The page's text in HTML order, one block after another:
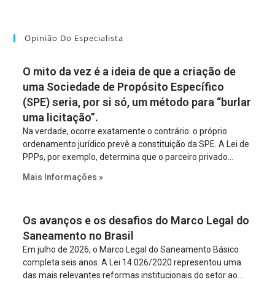
Opinião Do Especialista
O mito da vez é a ideia de que a criação de
uma Sociedade de Propósito Específico
(SPE) seria, por si só, um método para “burlar
uma licitação”.
Na verdade, ocorre exatamente o contrário: o próprio
ordenamento jurídico prevê a constituição da SPE. A Lei de
PPPs, por exemplo, determina que o parceiro privado
empreendimento. Ou seja, a suposta “fraude à licitação” é
projeto a projeto.
Mais Informações »
Os avanços e os desafios do Marco Legal do
Saneamento no Brasil
Em julho de 2026, o Marco Legal do Saneamento Básico
completa seis anos. A Lei 14.026/2020 representou uma
das mais relevantes reformas institucionais do setor ao